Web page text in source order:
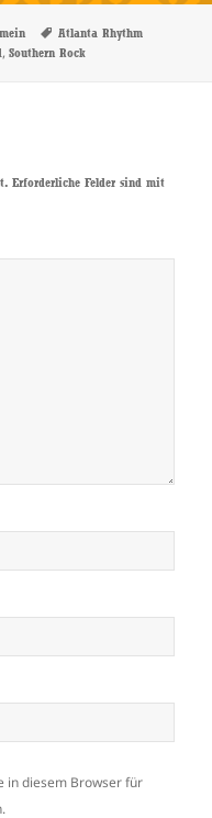
Schlagwörter
Atlanta Rhythm
,Southern Rock
Erforderliche Felder sind mit
in diesem Browser für